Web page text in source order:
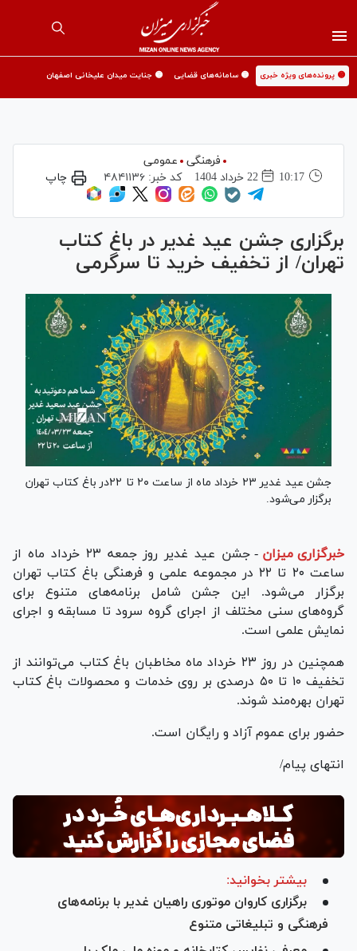
🟡 پرونده‌های ویژه خبری 🟡 سامانه‌های قضایی 🟡 جنایت میدان علیخانی اصفهان
فرهنگی
عمومی
10:17
22 خرداد 1404 کد خبر:۴۸۴۱۱۳۶ چاپ
برگزاری جشن عید غدیر در باغ کتاب
تهران/ از تخفیف خرید تا سرگرمی
جشن عید غدیر ۲۳ خرداد ماه از ساعت ۲۰ تا ۲۲در باغ کتاب تهران
برگزار می‌شود.
خبرگزاری میزان -
جشن عید غدیر روز جمعه ۲۳ خرداد ماه از
ساعت ۲۰ تا ۲۲ در مجموعه علمی و فرهنگی باغ کتاب تهران
برگزار می‌شود. این جشن شامل برنامه‌های متنوع برای
گروه‌های سنی مختلف از اجرای گروه سرود تا مسابقه و اجرای
نمایش علمی است.
همچنین در روز ۲۳ خرداد ماه مخاطبان باغ کتاب می‌توانند از
تخفیف ۱۰ تا ۵۰ درصدی بر روی خدمات و محصولات باغ کتاب
تهران بهره‌مند شوند.
حضور برای عموم آزاد و رایگان است.
انتهای پیام/
بیشتر بخوانید:
برگزاری کاروان موتوری راهیان غدیر با برنامه‌های
فرهنگی و تبلیغاتی متنوع